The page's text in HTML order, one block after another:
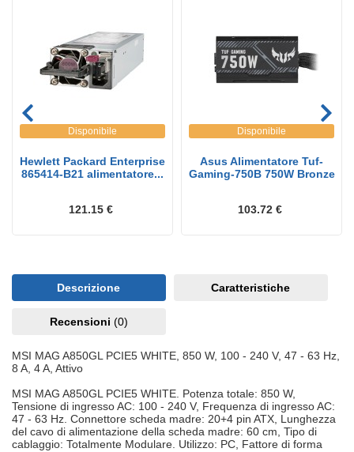
Disponibile
Hewlett Packard Enterprise
865414-B21 alimentatore...
121.15 €
Disponibile
Asus Alimentatore Tuf-
Gaming-750B 750W Bronze
103.72 €
Descrizione Caratteristiche
Recensioni (0)
MSI MAG A850GL PCIE5 WHITE, 850 W, 100 - 240 V, 47 - 63 Hz,
8 A, 4 A, Attivo
MSI MAG A850GL PCIE5 WHITE. Potenza totale: 850 W,
Tensione di ingresso AC: 100 - 240 V, Frequenza di ingresso AC:
47 - 63 Hz. Connettore scheda madre: 20+4 pin ATX, Lunghezza
del cavo di alimentazione della scheda madre: 60 cm, Tipo di
cablaggio: Totalmente Modulare. Utilizzo: PC, Fattore di forma